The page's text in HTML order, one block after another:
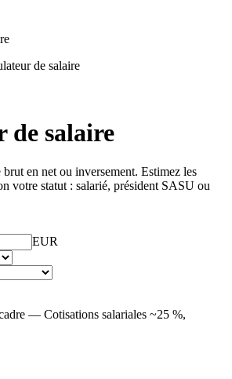
de salaire
de salaire
en net ou inversement. Estimez les
votre statut : salarié, président SASU ou
EUR
— Cotisations salariales ~25 %,